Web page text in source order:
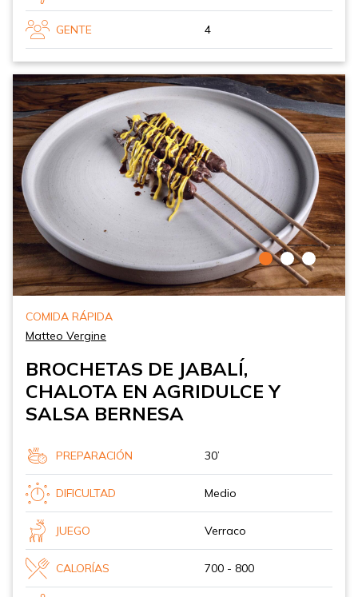
GENTE 4
COMIDA RÁPIDA
Matteo Vergine
BROCHETAS DE JABALÍ,
CHALOTA EN AGRIDULCE Y
SALSA BERNESA
PREPARACIÓN 30’
DIFICULTAD Medio
JUEGO Verraco
CALORÍAS 700 - 800